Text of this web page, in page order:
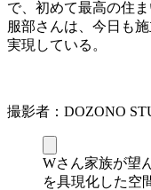
で、初めて最高の住ま
服部さんは、今日も
実現している。
撮影者：DOZONO
Wさん家族が望
を具現化した空